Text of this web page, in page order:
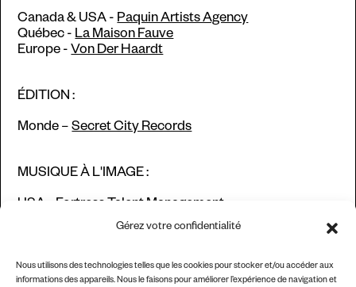
Gérez votre confidentialité
Nous utilisons des technologies telles que les cookies pour stocker et/ou accéder aux
informations des appareils. Nous le faisons pour améliorer l’expérience de navigation et
Canada & USA -Paquin Artists Agency
Québec -La Maison Fauve
Europe -Von Der Haardt
ÉDITION :
Monde –Secret City Records
MUSIQUE À L'IMAGE :
USA - Fortress Talent Management
Europe & Canada -Comme C'est Beau